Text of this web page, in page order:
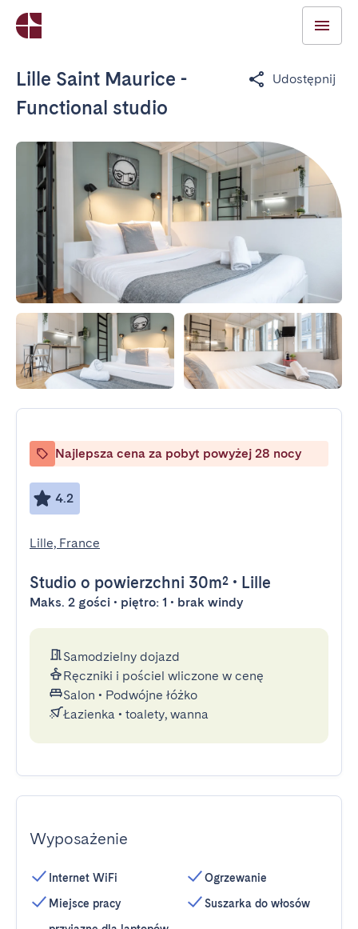
Lille Saint Maurice -
Functional studio
Udostępnij
Najlepsza cena za pobyt powyżej 28 nocy
4.2
Lille, France
Studio o powierzchni 30m² • Lille
Maks. 2 gości • piętro: 1 • brak windy
Samodzielny dojazd
Ręczniki i pościel wliczone w cenę
Salon • Podwójne łóżko
Łazienka • toalety, wanna
Wyposażenie
Internet WiFi
Miejsce pracy
Ogrzewanie
Suszarka do włosów